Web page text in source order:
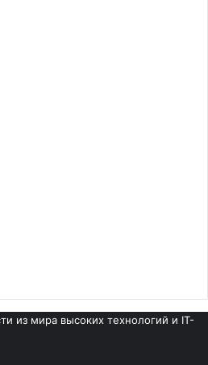
из мира высоких технологий и IT-